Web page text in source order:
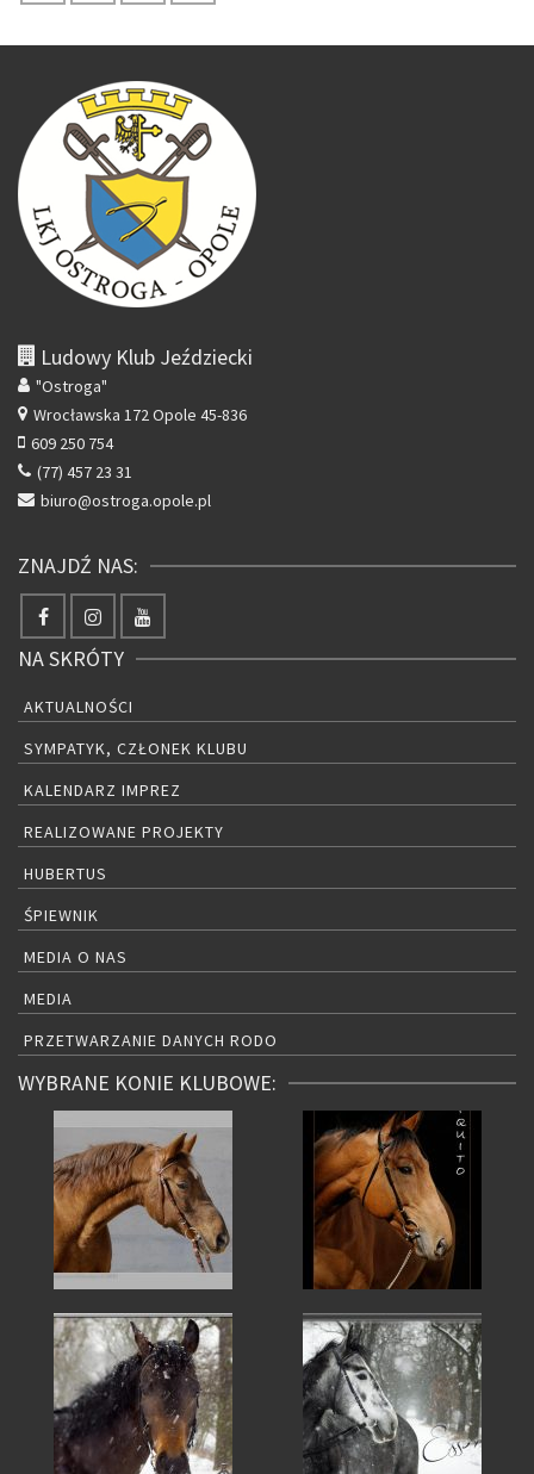
Ludowy Klub Jeździecki
"Ostroga"
Wrocławska 172Opole 45-836
609 250 754
(77) 457 23 31
biuro@ostroga.opole.pl
ZNAJDŹ NAS:
NA SKRÓTY
AKTUALNOŚCI
SYMPATYK, CZŁONEK KLUBU
KALENDARZ IMPREZ
REALIZOWANE PROJEKTY
HUBERTUS
ŚPIEWNIK
MEDIA O NAS
MEDIA
PRZETWARZANIE DANYCH RODO
WYBRANE KONIE KLUBOWE: